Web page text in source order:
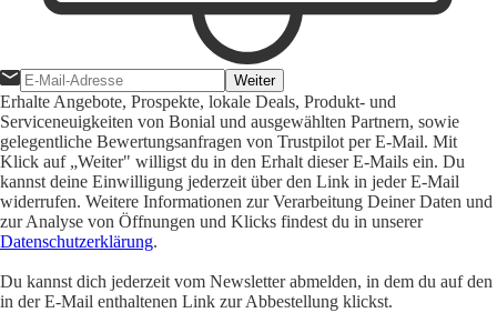
Weiter
Erhalte Angebote, Prospekte, lokale Deals, Produkt- und
Serviceneuigkeiten von Bonial und ausgewählten Partnern, sowie
gelegentliche Bewertungsanfragen von Trustpilot per E-Mail. Mit
Klick auf „Weiter" willigst du in den Erhalt dieser E-Mails ein. Du
kannst deine Einwilligung jederzeit über den Link in jeder E-Mail
widerrufen. Weitere Informationen zur Verarbeitung Deiner Daten und
zur Analyse von Öffnungen und Klicks findest du in unserer
Datenschutzerklärung.
Du kannst dich jederzeit vom Newsletter abmelden, in dem du auf den
in der E-Mail enthaltenen Link zur Abbestellung klickst.